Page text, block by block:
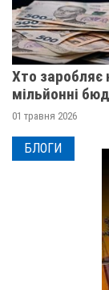
Хто заробляє
мільйонні
01 травня 2026
БЛОГИ